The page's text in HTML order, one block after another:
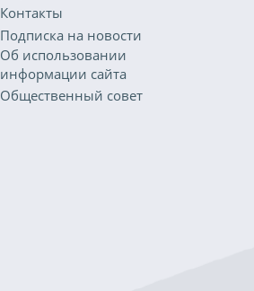
Контакты
Подписка на новости
Об использовании
информации сайта
Общественный совет